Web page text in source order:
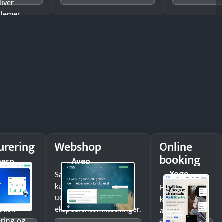
i
Webshop
Aveo
Sælg produkter 24/7 til
kunder i hele landet
uden
ekspedientomkostninger.
Online
booking
Yogo
Fyld
kalenderen
automatisk og